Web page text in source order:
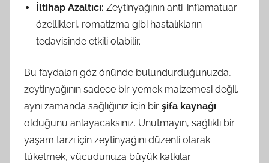
İltihap Azaltıcı: Zeytinyağının anti-inflamatuar
özellikleri, romatizma gibi hastalıkların
tedavisinde etkili olabilir.
Bu faydaları göz önünde bulundurduğunuzda,
zeytinyağının sadece bir yemek malzemesi değil,
aynı zamanda sağlığınız için bir şifa kaynağı
olduğunu anlayacaksınız. Unutmayın, sağlıklı bir
yaşam tarzı için zeytinyağını düzenli olarak
tüketmek, vücudunuza büyük katkılar